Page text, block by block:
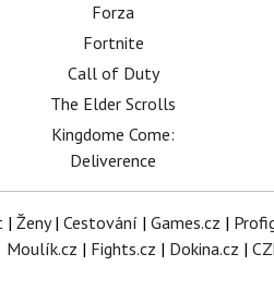
Forza
Fortnite
Call of Duty
The Elder Scrolls
Kingdome Come:
Deliverence
| Ženy| Cestování | Games.cz |
Moulík.cz | Fights.cz | Dokina.cz |